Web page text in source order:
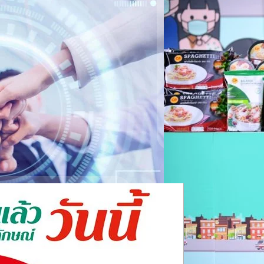
บคู่ธุรกิจ หนุนเอสเอ็มอี
(มหาชน) เปิดเผยว่า จาก
ารเอสเอ็มอีและกลุ่มเกษตรกร
ม็คโคร และโลตัส จึงตัดสินใจ
นวันที่ 17 - 18 มีนาคม 2565 นี้
ส่งเสริมให้เอสเอ็มอีและผู้
เพื่อการเติบโตทางธุรกิจทั้งใน
วมกันจัดกิจกรรมเจรจาธุรกิจใน
กษตรกรไทย นำเสนอสินค้าทุก
แม็คโคร และโลตัส รวมถึงช่อง
ก.เกษตรฯ มูลนิธิ ม.
ข้าวกล่องจากใจ…
กระทรวงเกษตรและสหกร
มหิดล กองทัพเรือ บริษัท เ
สนับสนุน ศูนย์พักคอย โรงเ
วิด-19 ในชุมชน โดยมี ซีพีเ
รวมทั้งหน้ากากอนามัยซีพี ใน
ทีมคอนเทนต์ BT| 1827
Read More
สินค้าแล้ว ที่ @Tesco free Wifi